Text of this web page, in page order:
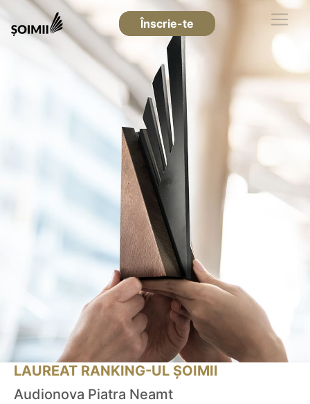
Înscrie-te
LAUREAT RANKING-UL ȘOIMII
Audionova Piatra Neamt